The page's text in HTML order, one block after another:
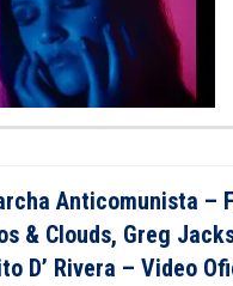
Anticomunista –
& Clouds, Greg
D’ Rivera – Video